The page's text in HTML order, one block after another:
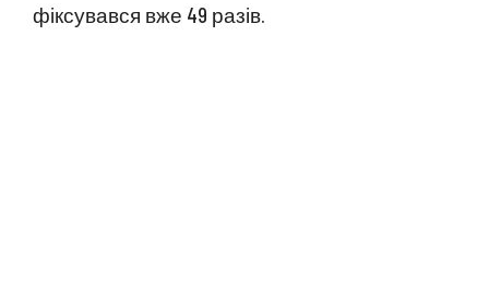
фіксувався вже 49 разів.